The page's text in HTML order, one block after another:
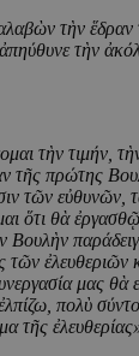
ὼν τὴν ἕδραν
ἀπηύθυνε τὴν ἀ
τὴν τιμήν,
τῆς πρώτης
τῶν εὐθυνῶν,
ὅτι θὰ
τῶν
μας θὰ
πολὺ
τῆς